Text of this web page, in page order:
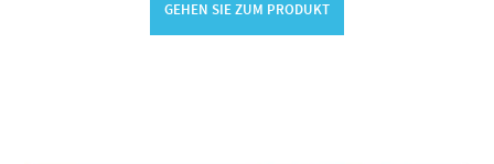
GEHEN SIE ZUM PRODUKT